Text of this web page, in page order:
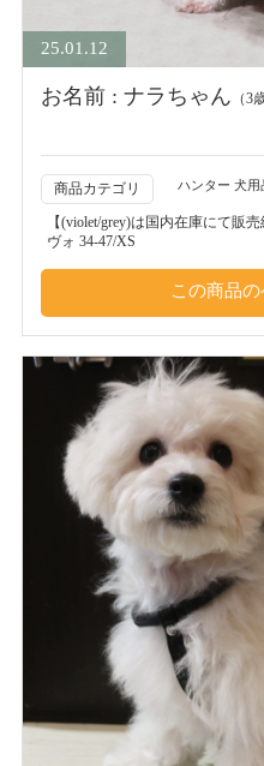
25.01.12
お名前 : ナラちゃん （3
商品カテゴリ ハンター 犬用
【(violet/grey)は国内在庫にて販
ヴォ 34-47/XS